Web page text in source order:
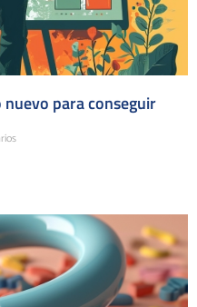
para conseguir